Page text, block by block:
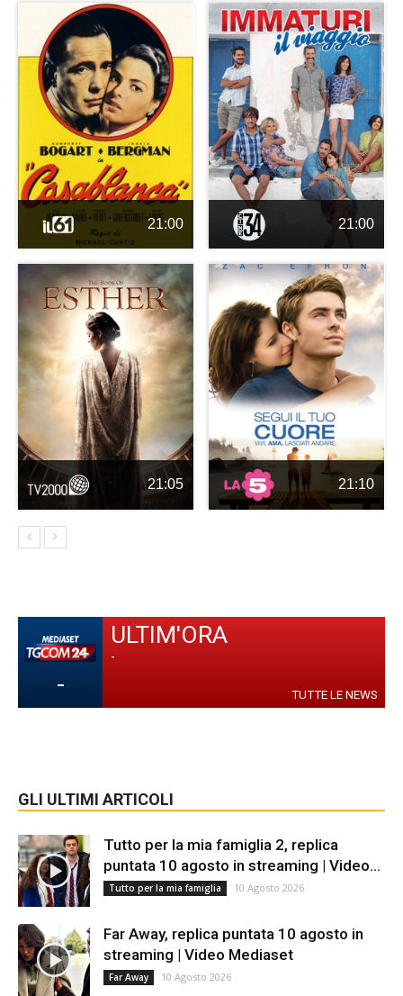
21:00 21:00
21:05 21:10
-
ULTIM'ORA
-
TUTTE LE NEWS
GLI ULTIMI ARTICOLI
Tutto per la mia famiglia 2, replica
puntata 10 agosto in streaming | Video...
Tutto per la mia famiglia 10 Agosto 2026
Far Away, replica puntata 10 agosto in
streaming | Video Mediaset
Far Away 10 Agosto 2026